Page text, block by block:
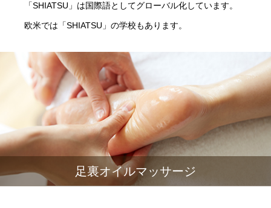
「SHIATSU」は国際語としてグローバル化しています。
欧米では「SHIATSU」の学校もあります。
足裏オイルマッサージ